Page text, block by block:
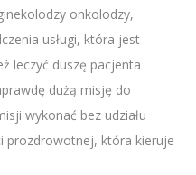
onkolodzy,
usługi, która jest
leczyć duszę pacjenta
dużą misję do
wykonać bez udziału
prozdrowotnej, która kieruje